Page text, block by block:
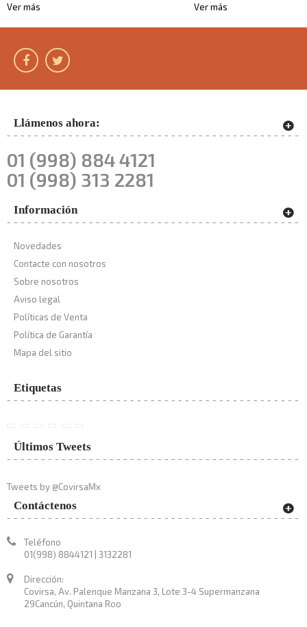
Ver más Ver más
Llámenos ahora:
01 (998) 884 4121
01 (998) 313 2281
Información
Novedades
Contacte con nosotros
Sobre nosotros
Aviso legal
Políticas de Venta
Política de Garantía
Mapa del sitio
Etiquetas
Últimos Tweets
Tweets by @CovirsaMx
Contáctenos
Teléfono
01(998) 8844121 | 3132281
Dirección:
Covirsa, Av. Palenque Manzana 3, Lote 3-4 Supermanzana
29Cancún, Quintana Roo